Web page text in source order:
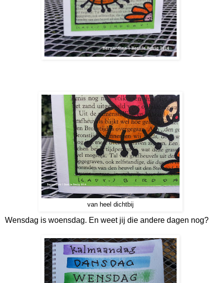
van heel dichtbij
Wensdag is woensdag. En weet jij die andere dagen nog?